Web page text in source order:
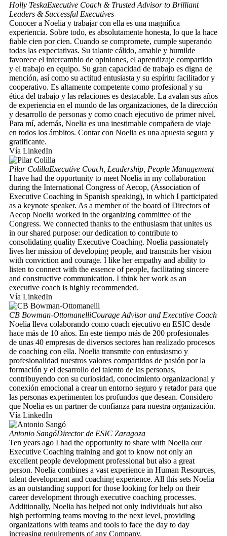
Holly TeskaExecutive Coach & Trusted Advisor to Brilliant
Leaders & Successful Executives
Conocer a Noelia y trabajar con ella es una magnífica
experiencia. Sobre todo, es absolutamente honesta, lo que la hace
fiable cien por cien. Cuando se compromete, cumple superando
todas las expectativas. Su talante cálido, amable y humilde
favorece el intercambio de opiniones, el aprendizaje compartido
y el trabajo en equipo. Su gran capacidad de trabajo es digna de
mención, así como su actitud entusiasta y su espíritu facilitador y
cooperativo. Es altamente competente como profesional y su
ética del trabajo y las relaciones es destacable. La avalan sus años
de experiencia en el mundo de las organizaciones, de la dirección
y desarrollo de personas y como coach ejecutivo de primer nivel.
Para mí, además, Noelia es una inestimable compañera de viaje
en todos los ámbitos. Contar con Noelia es una apuesta segura y
gratificante.
Vía LinkedIn
Pilar ColillaExecutive Coach, Leadership, People Management
I have had the opportunity to meet Noelia in my collaboration
during the International Congress of Aecop, (Association of
Executive Coaching in Spanish speaking), in which I participated
as a keynote speaker. As a member of the board of Directors of
Aecop Noelia worked in the organizing committee of the
Congress. We connected thanks to the enthusiasm that unites us
in our shared purpose: our dedication to contribute to
consolidating quality Executive Coaching. Noelia passionately
lives her mission of developing people, and transmits her vision
with conviction and courage. I like her empathy and ability to
listen to connect with the essence of people, facilitating sincere
and constructive communication. I think her work as an
executive coach is highly recommended.
Vía LinkedIn
CB Bowman-OttomanelliCourage Advisor and Executive Coach
Noelia lleva colaborando como coach ejecutivo en ESIC desde
hace más de 10 años. En este tiempo más de 200 profesionales
de unas 40 empresas de diversos sectores han realizado procesos
de coaching con ella. Noelia transmite con entusiasmo y
profesionalidad nuestros valores compartidos de pasión por la
formación y el desarrollo del talento de las personas,
contribuyendo con su curiosidad, conocimiento organizacional y
conexión emocional a crear un entorno seguro y retador para que
las personas experimenten los profundos que desean. Considero
que Noelia es un partner de confianza para nuestra organización.
Vía LinkedIn
Antonio SangóDirector de ESIC Zaragoza
Ten years ago I had the opportunity to share with Noelia our
Executive Coaching training and got to know not only an
excellent people development professional but also a great
person. Noelia combines a vast experience in Human Resources,
talent development and coaching experience. All this sets Noelia
as an outstanding support for those looking for help on their
career development through executive coaching processes.
Additionally, Noelia has helped not only individuals but also
high performing teams moving to the next level, providing
organizations with teams and tools to face the day to day
increasing requirements of any Company.